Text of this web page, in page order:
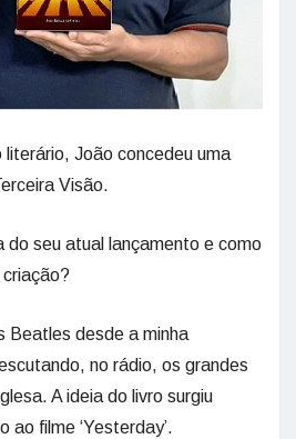
literário, João concedeu uma
Visão.
do seu atual lançamento e como
Beatles desde a minha
no rádio, os grandes
A ideia do livro surgiu
ao filme ‘Yesterday’.